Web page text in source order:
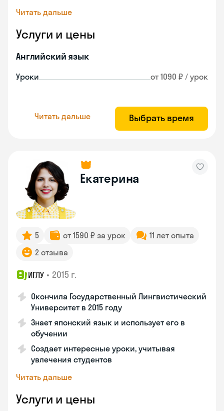
Читать дальше
Услуги и цены
Английский язык
Уроки от 1090 ₽ / урок
Читать дальше Выбрать время
Екатерина
5 от 1590 ₽ за урок
11 лет опыта
2 отзыва
ИГЛУ • 2015 г.
Окончила Государственный Лингвистический
Университет в 2015 году
Знает японский язык и использует его в
обучении
Создает интересные уроки, учитывая
увлечения студентов
Читать дальше
Услуги и цены